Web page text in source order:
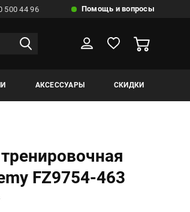
500 44 96 Помощь и вопросы
АКСЕССУАРЫ СКИДКИ
FZ9754-463